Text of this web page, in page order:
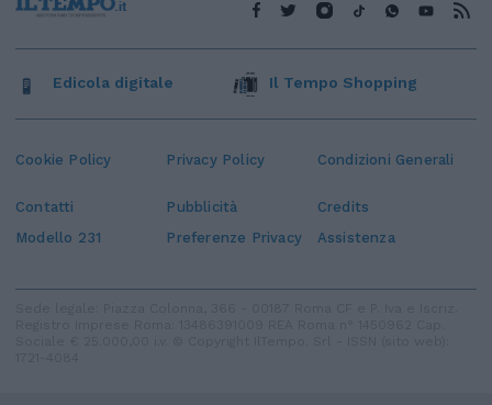
Cookie Policy Privacy Policy Condizioni Generali
Contatti Pubblicità
Credits
Modello 231
Preferenze Privacy Assistenza
Edicola digitale Il Tempo Shopping